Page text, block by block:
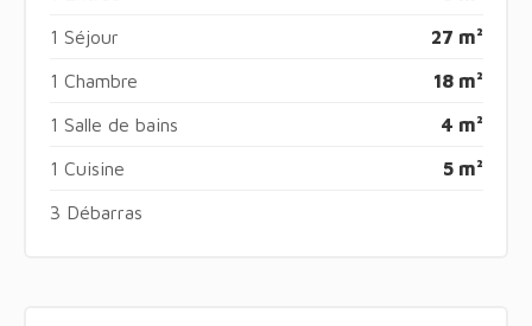
1 Séjour 27 m²
1 Chambre 18 m²
1 Salle de bains 4 m²
1 Cuisine 5 m²
3 Débarras